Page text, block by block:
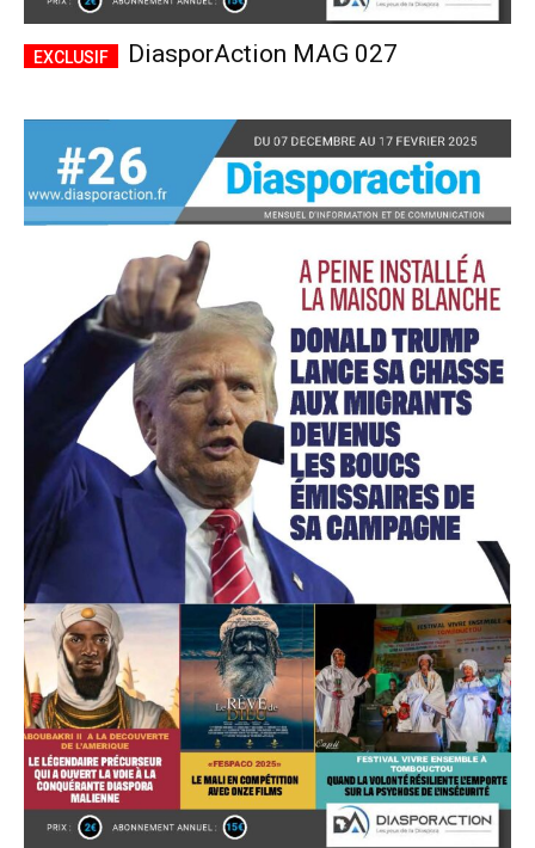
Plans d'abonnement
Accès gratuit
Gratuit /accès limité
Quelques articles
Annonces
Tous les articles
Le magazine
CHOISIR LE FORFAIT
DiasporAction MAG 027